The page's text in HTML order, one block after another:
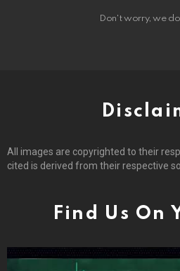
Don't worry, we
All images are copyrighted to their
cited is derived from their respective
Find Us On